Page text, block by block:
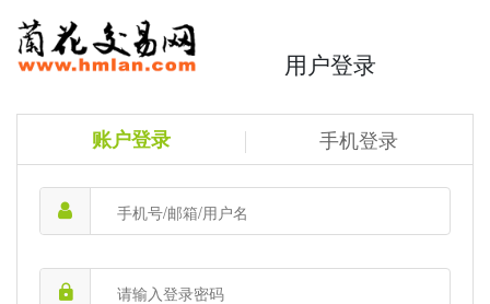
用户登录
账户登录 手机登录